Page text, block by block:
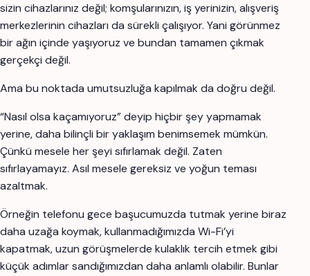
sizin cihazlarınız değil; komşularınızın, iş yerinizin, alışveriş
merkezlerinin cihazları da sürekli çalışıyor. Yani görünmez
bir ağın içinde yaşıyoruz ve bundan tamamen çıkmak
gerçekçi değil.
Ama bu noktada umutsuzluğa kapılmak da doğru değil.
“Nasıl olsa kaçamıyoruz” deyip hiçbir şey yapmamak
yerine, daha bilinçli bir yaklaşım benimsemek mümkün.
Çünkü mesele her şeyi sıfırlamak değil. Zaten
sıfırlayamayız. Asıl mesele gereksiz ve yoğun teması
azaltmak.
Örneğin telefonu gece başucumuzda tutmak yerine biraz
daha uzağa koymak, kullanmadığımızda Wi-Fi’yi
kapatmak, uzun görüşmelerde kulaklık tercih etmek gibi
küçük adımlar sandığımızdan daha anlamlı olabilir. Bunlar